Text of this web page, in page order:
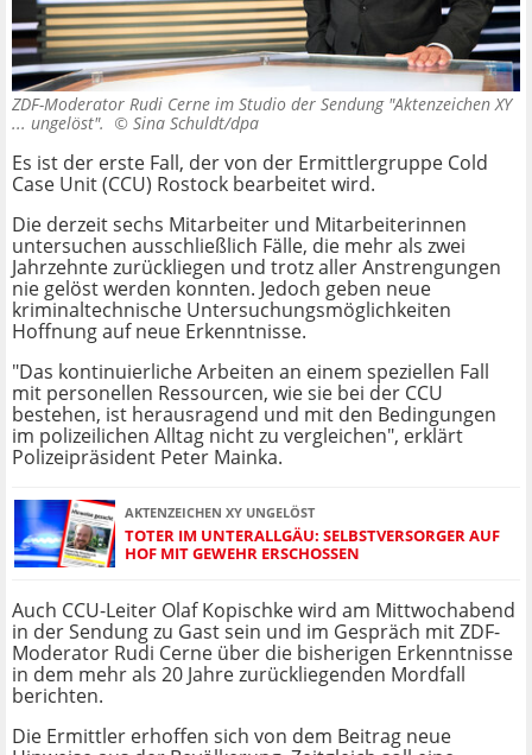
ZDF-Moderator Rudi Cerne im Studio der Sendung "Aktenzeichen XY
... ungelöst". © Sina Schuldt/dpa
Es ist der erste Fall, der von der Ermittlergruppe Cold
Case Unit (CCU) Rostock bearbeitet wird.
Die derzeit sechs Mitarbeiter und Mitarbeiterinnen
untersuchen ausschließlich Fälle, die mehr als zwei
Jahrzehnte zurückliegen und trotz aller Anstrengungen
nie gelöst werden konnten. Jedoch geben neue
kriminaltechnische Untersuchungsmöglichkeiten
Hoffnung auf neue Erkenntnisse.
"Das kontinuierliche Arbeiten an einem speziellen Fall
mit personellen Ressourcen, wie sie bei der CCU
bestehen, ist herausragend und mit den Bedingungen
im polizeilichen Alltag nicht zu vergleichen", erklärt
Polizeipräsident Peter Mainka.
AKTENZEICHEN XY UNGELÖST
TOTER IM UNTERALLGÄU: SELBSTVERSORGER AUF
HOF MIT GEWEHR ERSCHOSSEN
Auch CCU-Leiter Olaf Kopischke wird am Mittwochabend
in der Sendung zu Gast sein und im Gespräch mit ZDF-
Moderator Rudi Cerne über die bisherigen Erkenntnisse
in dem mehr als 20 Jahre zurückliegenden Mordfall
berichten.
Die Ermittler erhoffen sich von dem Beitrag neue